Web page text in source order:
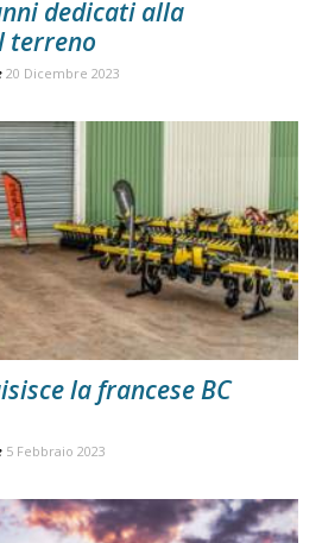
dedicati alla
terreno
20 Dicembre 2023
la francese BC
5 Febbraio 2023